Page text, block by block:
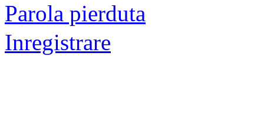
Parola pierduta
Inregistrare